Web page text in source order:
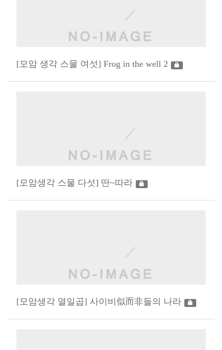
[모암 생각 스물 여섯] Frog in the well 2
[모암생각 스물 다섯] 딴~따라
[모암생각 열일곱] 사이비似而非들의 나라